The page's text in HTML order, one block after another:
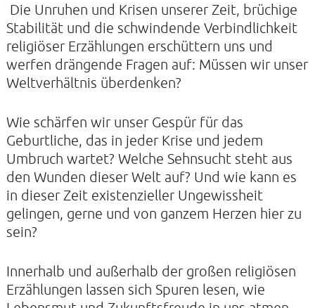
KONTAKTE
SO KOMMEN SIE ZU UNS
UNSER PROFIL
FILM ZUR KIRCHE DER STILLE
FÖRDERVEREIN
VERMIETUNG
NEWSLETTER
ARCHIV
IMPRESSUM
DATENSCHUTZERKLÄRUNG
Die Unruhen und Krisen unserer Zeit, brüchige
Stabilität und die schwindende Verbindlichkeit
religiöser Erzählungen erschüttern uns und
werfen drängende Fragen auf: Müssen wir unser
Weltverhältnis überdenken?
Wie schärfen wir unser Gespür für das
Geburtliche, das in jeder Krise und jedem
Umbruch wartet? Welche Sehnsucht steht aus
den Wunden dieser Welt auf? Und wie kann es
in dieser Zeit existenzieller Ungewissheit
gelingen, gerne und von ganzem Herzen hier zu
sein?
Innerhalb und außerhalb der großen religiösen
Erzählungen lassen sich Spuren lesen, wie